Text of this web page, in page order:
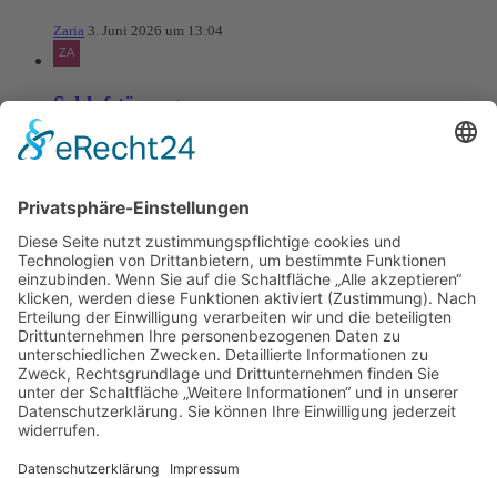
Zaria 3. Juni 2026 um 13:04
Schlafstörungen
Zaria 3. Juni 2026 um 13:03
Ms word to PDF
Manuellsen 28. Mai 2026 um 10:31
Künstliche Intelligenz in der
Plattformentwicklung
MasonOgden 24. August 2025 um 10:58